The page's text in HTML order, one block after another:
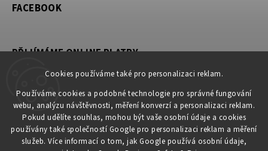
Cookies používáme také pro personalizaci reklam.
Používáme cookies a podobné technologie pro správné fungování
webu, analýzu návštěvnosti, měření konverzí a personalizaci reklam.
Pokud udělíte souhlas, mohou být vaše osobní údaje a cookies
používány také společností Google pro personalizaci reklam a měření
služeb. Více informací o tom, jak Google používá osobní údaje,
FACEBOOK
PŘIJÍMÁME ONLINE PLATBY
KONTAKT
obchod @petromila.cz